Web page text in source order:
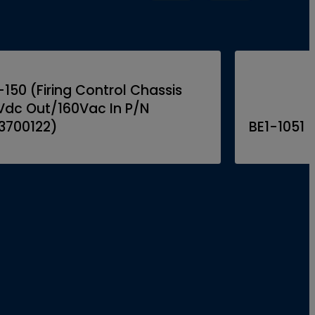
150 (Firing Control Chassis
Out/160Vac In P/N
BE1-1051